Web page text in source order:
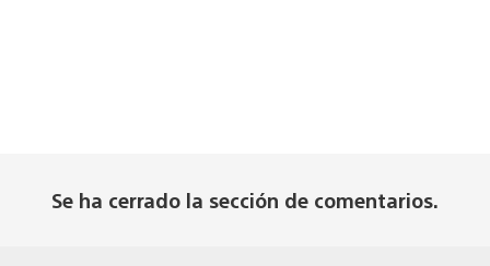
Se ha cerrado la sección de comentarios.